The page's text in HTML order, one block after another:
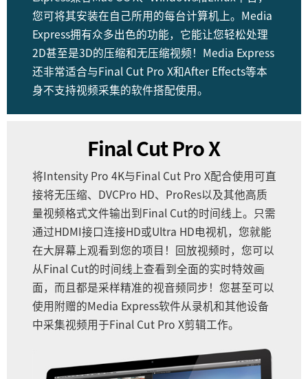
您可将其安装在自己所用的每台计算机上。Media
Express拥有众多出色的功能，它能让您轻松处理
2D甚至是3D的压缩和无压缩视频！Media Express
还非常适合与Final Cut Pro X和After Effects等本
身不支持视频采集的软件搭配使用。
Final Cut Pro X
将Intensity Pro 4K与Final Cut Pro X配合使用可直
接将无压缩、DVCPro HD、ProRes以及其他高质
量视频格式文件输出到Final Cut的时间线上。只需
通过HDMI接口连接HD或Ultra HD电视机，您就能
在大屏幕上观看到您的项目！回放视频时，您可以
从Final Cut的时间线上查看到全面的实时特效画
面，而且都是采样精准的视音频同步！您甚至可以
使用附赠的Media Express软件从录机和其他设备
中采集视频用于Final Cut Pro X剪辑工作。